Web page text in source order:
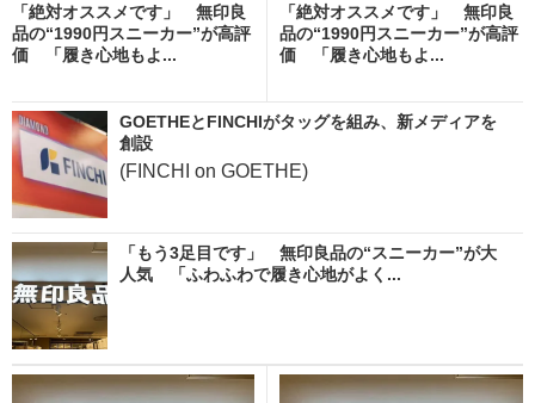
「絶対オススメです」 無印良
品の“1990円スニーカー”が高評
価 「履き心地もよ...
「絶対オススメです」 無印良
品の“1990円スニーカー”が高評
価 「履き心地もよ...
GOETHEとFINCHIがタッグを組み、新メディアを
創設
(FINCHI on GOETHE)
「もう3足目です」 無印良品の“スニーカー”が大
人気 「ふわふわで履き心地がよく...